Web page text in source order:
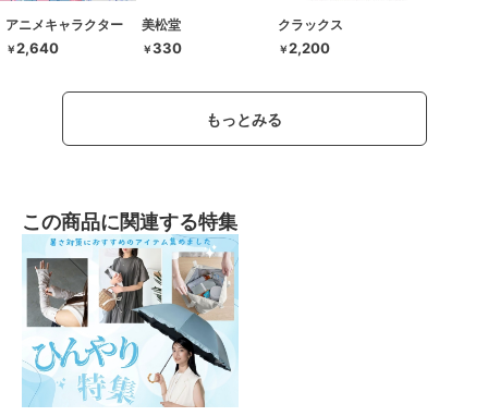
アニメキャラクター
￥2,640
美松堂
￥330
クラックス
￥2,200
もっとみる
この商品に関連する特集